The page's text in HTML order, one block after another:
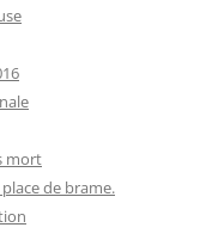
mort
de brame.